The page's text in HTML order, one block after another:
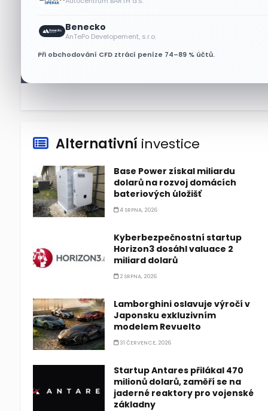
Benecko
AnTePo Developement, s.r.o.
Při obchodování CFD ztrácí peníze 74–89 % účtů.
Tesla míří na obrovský trh
samořiditelných aut. Akcie
reagují růstem
Alternativní investice
Base Power získal miliardu
dolarů na rozvoj domácích
bateriových úložišť
4 SRPNA, 2026
Kyberbezpečnostní startup
Horizon3 dosáhl valuace 2
miliard dolarů
2 SRPNA, 2026
Lamborghini oslavuje výročí v
Japonsku exkluzivním
modelem Revuelto
31 ČERVENCE, 2026
Startup Antares přilákal 470
milionů dolarů, zaměří se na
jaderné reaktory pro vojenské
základny